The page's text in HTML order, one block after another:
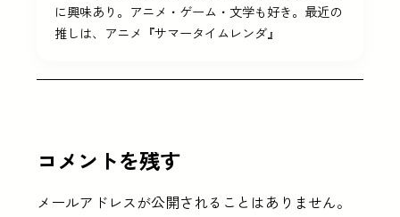
に興味あり。アニメ・ゲーム・文学も好き。最近の
推しは、アニメ『サマータイムレンダ』
コメントを残す
メールアドレスが公開されることはありません。